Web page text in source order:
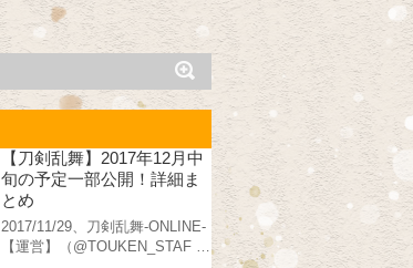
【刀剣乱舞】2017年12月中
旬の予定一部公開！詳細ま
とめ
2017/11/29、刀剣乱舞-ONLINE-
【運営】（@TOUKEN_STAF …